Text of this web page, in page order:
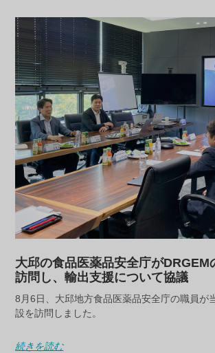
大邱の食品医薬品安全庁がDRGEM
訪問し、輸出支援について協議
8月6日、大邱地方食品医薬品安全庁の職員が
設を訪問しました。
続きを読む